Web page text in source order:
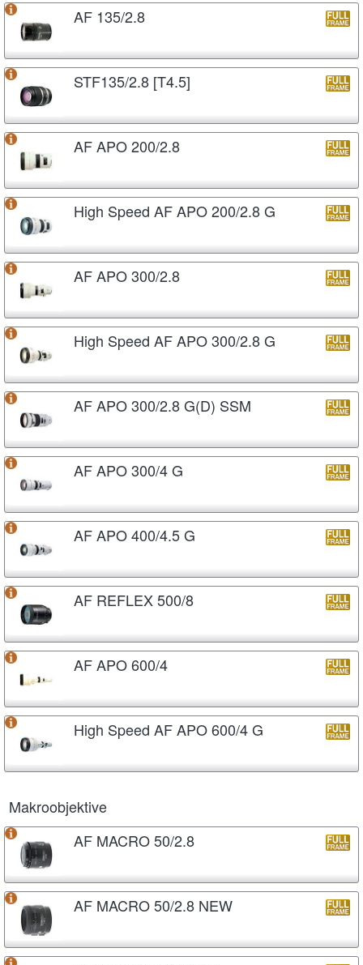
AF 135/2.8
STF135/2.8 [T4.5]
AF APO 200/2.8
High Speed AF APO 200/2.8 G
AF APO 300/2.8
High Speed AF APO 300/2.8 G
AF APO 300/2.8 G(D) SSM
AF APO 300/4 G
AF APO 400/4.5 G
AF REFLEX 500/8
AF APO 600/4
High Speed AF APO 600/4 G
Makroobjektive
AF MACRO 50/2.8
AF MACRO 50/2.8 NEW